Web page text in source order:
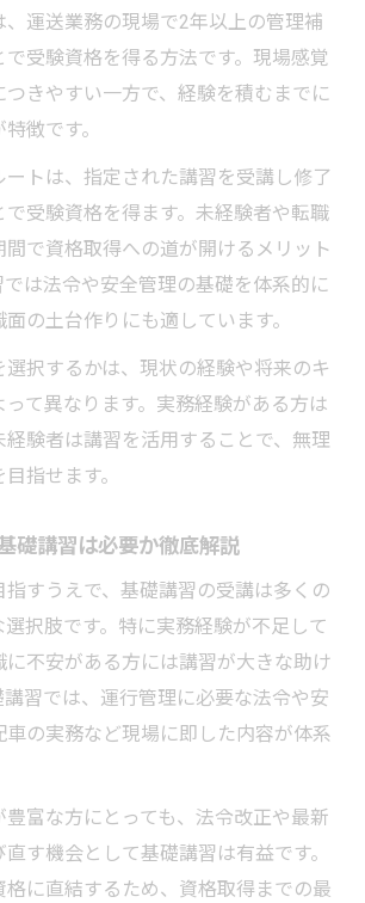
、運送業務の現場で2年以上の管理補
受験資格を得る方法です。現場感覚
つきやすい一方で、経験を積むまでに
徴です。
ートは、指定された講習を受講し修了
で受験資格を得ます。未経験者や転職
間で資格取得への道が開けるメリット
は法令や安全管理の基礎を体系的に
の土台作りにも適しています。
選択するかは、現状の経験や将来のキ
って異なります。実務経験がある方は
験者は講習を活用することで、無理
指せます。
礎講習は必要か徹底解説
指すうえで、基礎講習の受講は多くの
択肢です。特に実務経験が不足して
に不安がある方には講習が大きな助け
講習では、運行管理に必要な法令や安
車の実務など現場に即した内容が体系
富な方にとっても、法令改正や最新
す機会として基礎講習は有益です。
格に直結するため、資格取得までの最